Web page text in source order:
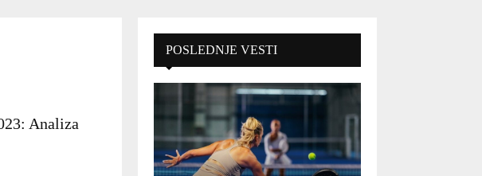
Analiza
POSLEDNJE VESTI